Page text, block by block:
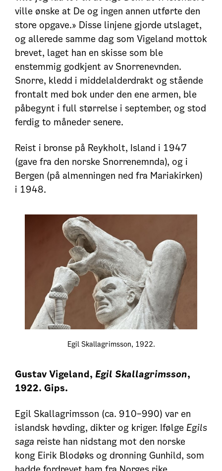
ville ønske at De og ingen annen utførte den
store opgave.» Disse linjene gjorde utslaget,
og allerede samme dag som Vigeland mottok
brevet, laget han en skisse som ble
enstemmig godkjent av Snorrenevnden.
Snorre, kledd i middelalderdrakt og stående
frontalt med bok under den ene armen, ble
påbegynt i full størrelse i september, og stod
ferdig to måneder senere.
Reist i bronse på Reykholt, Island i 1947
(gave fra den norske Snorrenemnda), og i
Bergen (på almenningen ned fra Mariakirken)
i 1948.
Egil Skallagrimsson, 1922.
Gustav Vigeland, Egil Skallagrimsson,
1922. Gips.
Egil Skallagrimsson (ca. 910–990) var en
islandsk høvding, dikter og kriger. Ifølge Egils
saga reiste han nidstang mot den norske
kong Eirik Blodøks og dronning Gunhild, som